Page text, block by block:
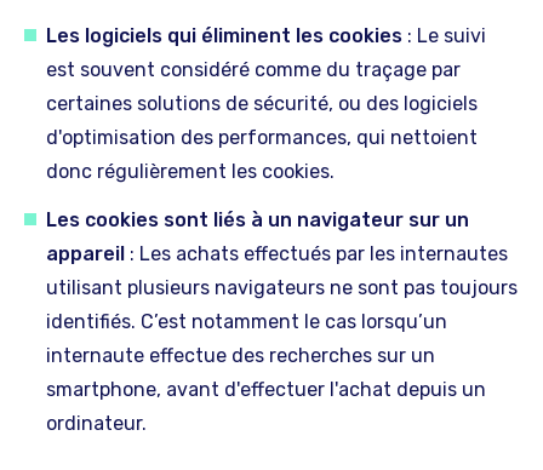
Les logiciels qui éliminent les cookies : Le suivi
est souvent considéré comme du traçage par
certaines solutions de sécurité, ou des logiciels
d'optimisation des performances, qui nettoient
donc régulièrement les cookies.
Les cookies sont liés à un navigateur sur un
appareil : Les achats effectués par les internautes
utilisant plusieurs navigateurs ne sont pas toujours
identifiés. C’est notamment le cas lorsqu’un
internaute effectue des recherches sur un
smartphone, avant d'effectuer l'achat depuis un
ordinateur.